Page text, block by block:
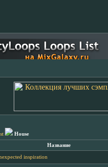
House
Название
inspiration